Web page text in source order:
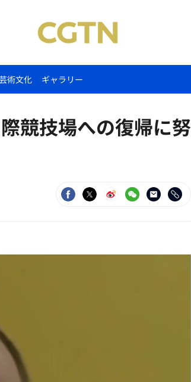
術文化 ギャラリー
競技場への復帰に努